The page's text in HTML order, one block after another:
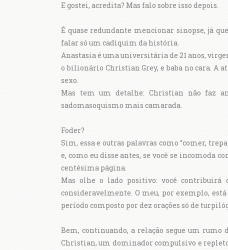
E gostei, acredita? Mas falo sobre isso depois.
É quase redundante mencionar sinopse, já
falar só um cadiquim da história.
Anastasia é uma universitária de 21 anos,
o bilionário Christian Grey, e baba no cara. A
sexo.
Mas tem um detalhe: Christian não faz
sadomasoquismo mais camarada.
Foder?
Sim, essa e outras palavras como “comer,
e, como eu disse antes, se você se incomoda
centésima página.
Mas olhe o lado positivo: você
consideravelmente. O meu, por exemplo,
período composto por dez orações só de
Bem, continuando, a relação segue um
Christian, um dominador compulsivo e